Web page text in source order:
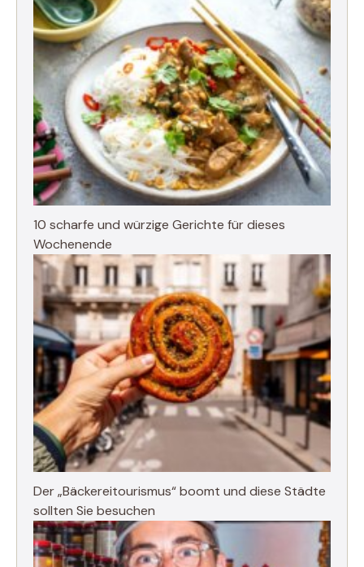
10 scharfe und würzige Gerichte für dieses
Wochenende
Der „Bäckereitourismus“ boomt und diese Städte
sollten Sie besuchen